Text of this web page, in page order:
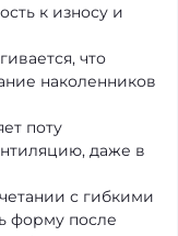
к износу и
что
наколенников
поту
даже в
с гибкими
форму после